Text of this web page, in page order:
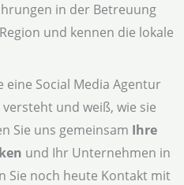
in der Betreuung
und kennen die lokale
eine Social Media Agentur
und weiß, wie sie
Sie uns gemeinsam Ihre
und Ihr Unternehmen in
Sie noch heute Kontakt mit